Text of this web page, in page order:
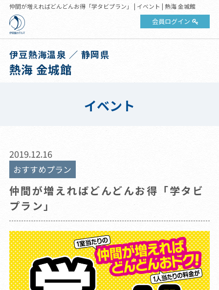
仲間が増えればどんどんお得「学タビプラン」 | イベント | 熱海 金城館
会員ログイン
伊豆熱海温泉 ／ 静岡県
熱海 金城館
イベント
2019.12.16
おすすめプラン
仲間が増えればどんどんお得「学タビ
プラン」